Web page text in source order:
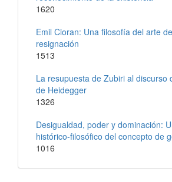
1620
Emil Cioran: Una filosofía del arte
resignación
1513
La resupuesta de Zubiri al discurso
de Heidegger
1326
Desigualdad, poder y dominación:
histórico-filosófico del concepto de
1016